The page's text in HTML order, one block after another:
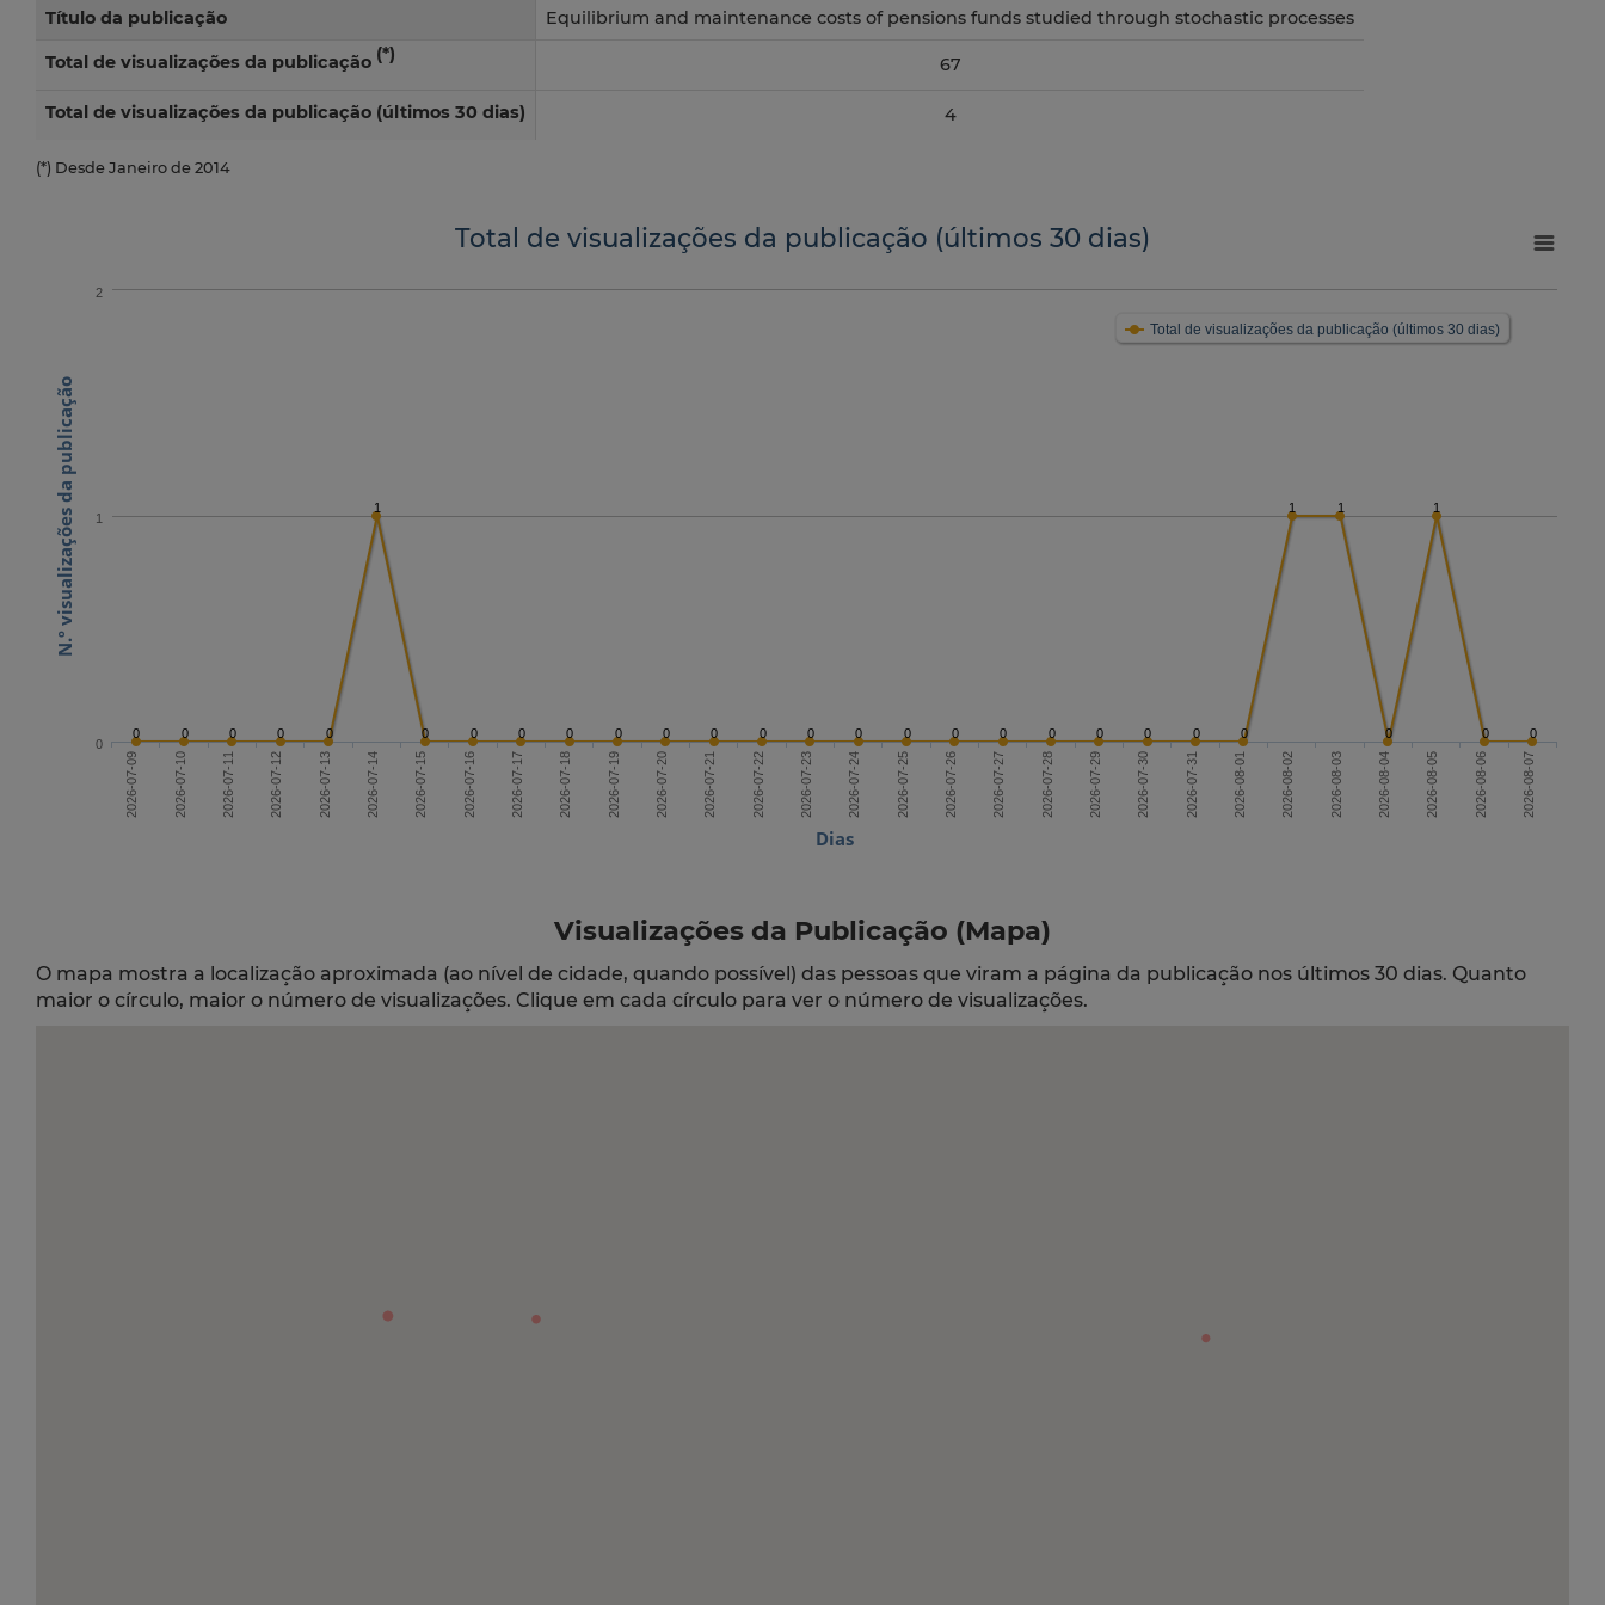
Título da publicação Equilibrium and maintenance costs of pensions funds studied through stochastic processes
Total de visualizações da publicação (*)
67
Total de visualizações da publicação (últimos 30 dias) 4
(*) Desde Janeiro de 2014
Dias
N.º visualizações da publicação
Total de visualizações da publicação (últimos 30 dias)
0 0 0 0 0
1
0 0 0 0 0 0 0 0 0 0 0 0 0 0 0 0 0 0
1 1
0
1
0 0
Total de visualizações da publicação (últimos 30 dias)
2026-07-09 2026-07-10 2026-07-11 2026-07-12 2026-07-13 2026-07-14 2026-07-15 2026-07-16 2026-07-17 2026-07-18 2026-07-19 2026-07-20 2026-07-21 2026-07-22 2026-07-23 2026-07-24 2026-07-25 2026-07-26 2026-07-27 2026-07-28 2026-07-29 2026-07-30 2026-07-31 2026-08-01 2026-08-02 2026-08-03 2026-08-04 2026-08-05 2026-08-06 2026-08-07
0
1
2
Visualizações da Publicação (Mapa)
O mapa mostra a localização aproximada (ao nível de cidade, quando possível) das pessoas que viram a página da publicação nos últimos 30 dias. Quanto
maior o círculo, maior o número de visualizações. Clique em cada círculo para ver o número de visualizações.